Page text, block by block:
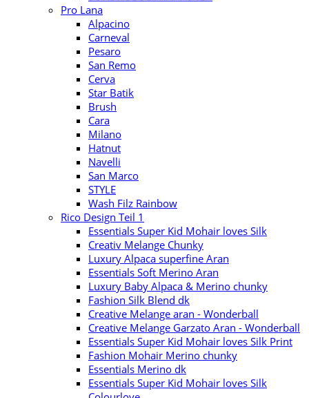
Pro Lana
Alpacino
Carneval
Pesaro
San Remo
Cerva
Star Batik
Brush
Cara
Milano
Hatnut
Navelli
San Marco
STYLE
Wash Filz Rainbow
Rico Design Teil 1
Essentials Super Kid Mohair loves Silk
Creativ Melange Chunky
Luxury Alpaca superfine Aran
Essentials Soft Merino Aran
Luxury Baby Alpaca & Merino chunky
Fashion Silk Blend dk
Creative Melange aran - Wonderball
Creative Melange Garzato Aran - Wonderball
Essentials Super Kid Mohair loves Silk Print
Fashion Mohair Merino chunky
Essentials Merino dk
Essentials Super Kid Mohair loves Silk